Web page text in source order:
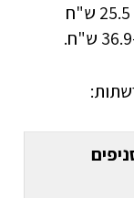
בחלק מהסניפים מצאנו גם מחירים של 25.5 ש"ח